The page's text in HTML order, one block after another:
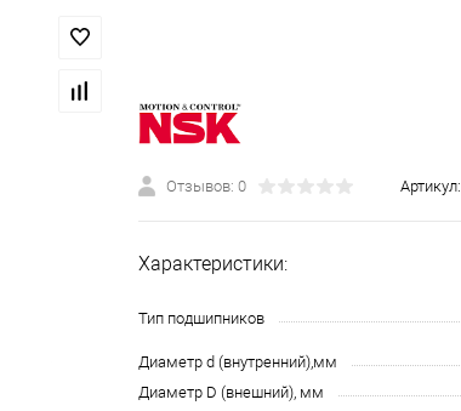
Отзывов: 0 Артикул:
Характеристики:
Тип подшипников
Диаметр d (внутренний),мм
Диаметр D (внешний), мм